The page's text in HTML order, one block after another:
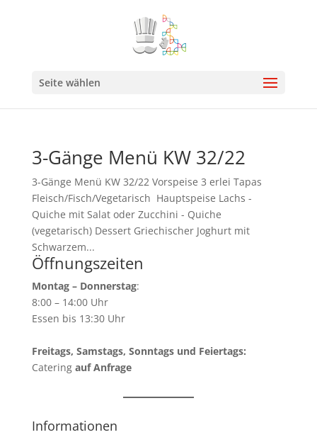
Seite wählen
3-Gänge Menü KW 32/22
3-Gänge Menü KW 32/22 Vorspeise 3 erlei Tapas
Fleisch/Fisch/Vegetarisch Hauptspeise Lachs -
Quiche mit Salat oder Zucchini - Quiche
(vegetarisch) Dessert Griechischer Joghurt mit
Schwarzem...
Öffnungszeiten
Montag – Donnerstag:
8:00 – 14:00 Uhr
Essen bis 13:30 Uhr
Freitags, Samstags, Sonntags und Feiertags:
Catering auf Anfrage
Informationen